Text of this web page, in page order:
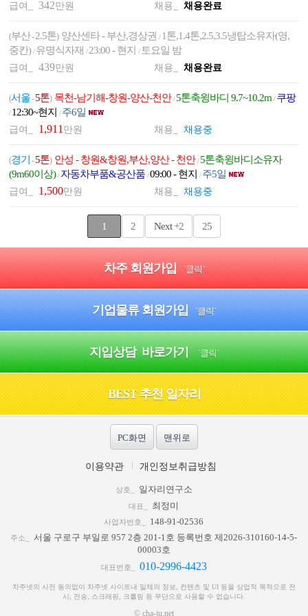
급여_ 342만원 채용_ 채용완료
(부산-2.5톤) 양산센타 - 부산,경상권/ 1톤,1.4톤,2.5,3.5냉탑소유자(영,
중칸)/ 유명식자재/ 23:00 - 현지/ 토요일 밤
급여_439만원 채용_ 채용완료
(서울-5톤) 목천-남기해-창원-양산-천안/5톤축윙바디 9.7~10.2m/ 쿠팡
/ 12:30~현지/ 주6일
급여_ 1,911 만원 채용_ 채용중
(경기 -5톤) 안성 - 창원&창원,부산,양산 - 천안/5톤축윙바디소유자
(9m60이상)/ 자동차부품&공산품/09:00 - 현지/ 주5일
급여_ 1,500만원 채용_ 채용중
1 2 Next+2 25
차주 회원가입 `클릭`
기업물류 회원가입 `클릭`
지입상담 바로가기 `클릭`
BEST 추천 일자리
PC화면 맨위로
이용약관 개인정보취급방침
상호_ 일자리연구소
대표_ 최정미
사업자번호_ 148-91-02536
주소_서울 구로구 부일로 957 2층 201-1호 등록번호 제2026-310160-14-5-
00003호
대표번호_ 010-2996-4423
차주넷의 사전 동의없이 차주넷 사이트내 일체의 정보, 컨텐츠 및 UI 등을 상업적 목적으로 전
시, 전송, 스크래핑, 크롤링 등 무단으로 사용할 수 없습니다.
© cha-ju.net